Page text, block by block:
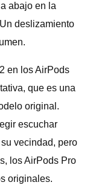
abajo en la
deslizamiento
en los AirPods
que es una
original.
escuchar
vecindad, pero
los AirPods Pro
originales.